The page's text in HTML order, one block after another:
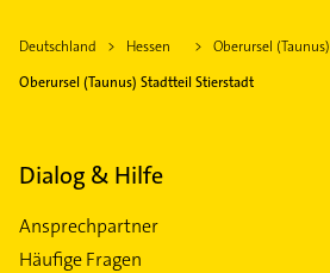
Deutschland Hessen
Oberursel (Taunus)
Oberursel (Taunus) Stadtteil Stierstadt
Dialog & Hilfe
Ansprechpartner
Häufige Fragen